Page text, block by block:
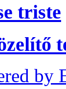
triste
by